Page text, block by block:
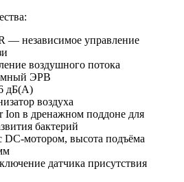
— независимое управление
воздушного потока
ЭРВ
дБ(А)
воздуха
Ion в дренажном поддоне для
бактерий
мотором, высота подъёма
датчика присутствия